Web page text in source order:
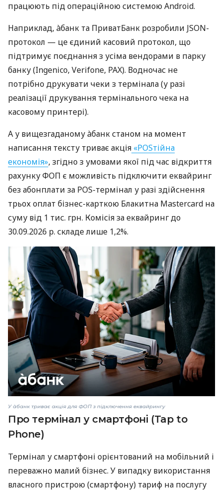
працюють під операційною системою Android.
Наприклад, àбанк та ПриватБанк розробили JSON-
протокол — це єдиний касовий протокол, що
підтримує поєднання з усіма вендорами в парку
банку (Ingenico, Verifone, PAX). Водночас не
потрібно друкувати чеки з термінала (у разі
реалізації друкування термінального чека на
касовому принтері).
А у вищезгаданому àбанк станом на момент
написання тексту триває акція «POSтійна
економія», згідно з умовами якої під час відкриття
рахунку ФОП є можливість підключити еквайринг
без абонплати за POS-термінал у разі здійснення
трьох оплат бізнес-карткою Блакитна Mastercard на
суму від 1 тис. грн. Комісія за еквайринг до
30.09.2026 р. складе лише 1,2%.
У àбанк триває акція для ФОП з підключення еквайрингу
Про термінал у смартфоні (Tap to
Phone)
Термінал у смартфоні орієнтований на мобільний і
переважно малий бізнес. У випадку використання
власного пристрою (смартфону) тариф на послугу